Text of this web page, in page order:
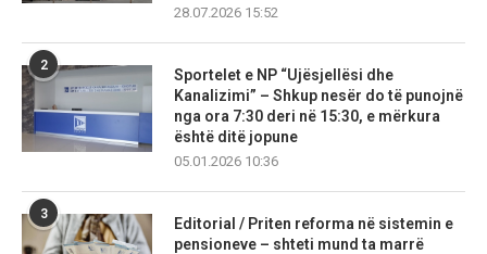
28.07.2026 15:52
2
Sportelet e NP “Ujësjellësi dhe
Kanalizimi” – Shkup nesër do të punojnë
nga ora 7:30 deri në 15:30, e mërkura
është ditë jopune
05.01.2026 10:36
3
Editorial / Priten reforma në sistemin e
pensioneve – shteti mund ta marrë